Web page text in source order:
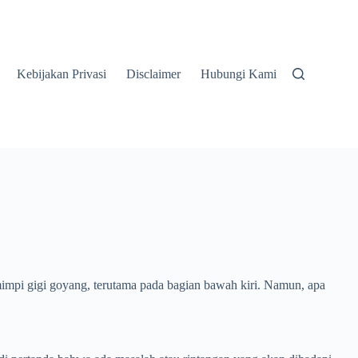
Kebijakan Privasi Disclaimer Hubungi Kami
gigi goyang, terutama pada bagian bawah kiri. Namun, apa